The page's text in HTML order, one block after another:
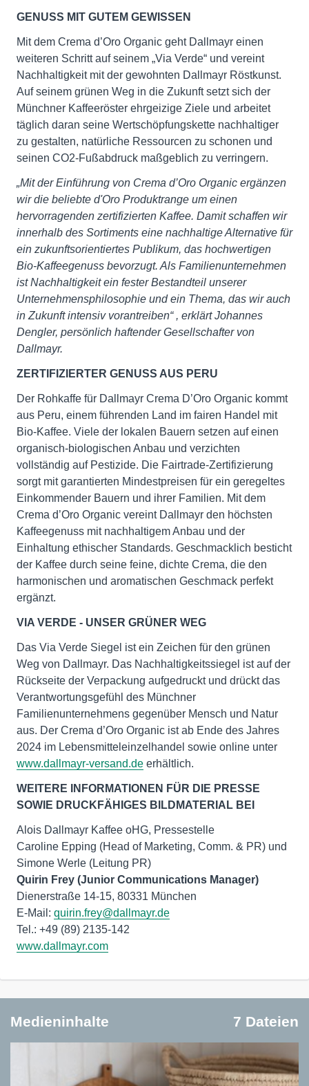
GENUSS MIT GUTEM GEWISSEN
Mit dem Crema d’Oro Organic geht Dallmayr einen
weiteren Schritt auf seinem „Via Verde“ und vereint
Nachhaltigkeit mit der gewohnten Dallmayr Röstkunst.
Auf seinem grünen Weg in die Zukunft setzt sich der
Münchner Kaffeeröster ehrgeizige Ziele und arbeitet
täglich daran seine Wertschöpfungskette nachhaltiger
zu gestalten, natürliche Ressourcen zu schonen und
seinen CO2-Fußabdruck maßgeblich zu verringern.
„Mit der Einführung von Crema d’Oro Organic ergänzen
wir die beliebte d'Oro Produktrange um einen
hervorragenden zertifizierten Kaffee. Damit schaffen wir
innerhalb des Sortiments eine nachhaltige Alternative für
ein zukunftsorientiertes Publikum, das hochwertigen
Bio-Kaffeegenuss bevorzugt. Als Familienunternehmen
ist Nachhaltigkeit ein fester Bestandteil unserer
Unternehmensphilosophie und ein Thema, das wir auch
in Zukunft intensiv vorantreiben“ , erklärt Johannes
Dengler, persönlich haftender Gesellschafter von
Dallmayr.
ZERTIFIZIERTER GENUSS AUS PERU
Der Rohkaffe für Dallmayr Crema D’Oro Organic kommt
aus Peru, einem führenden Land im fairen Handel mit
Bio-Kaffee. Viele der lokalen Bauern setzen auf einen
organisch-biologischen Anbau und verzichten
vollständig auf Pestizide. Die Fairtrade-Zertifizierung
sorgt mit garantierten Mindestpreisen für ein geregeltes
Einkommender Bauern und ihrer Familien. Mit dem
Crema d’Oro Organic vereint Dallmayr den höchsten
Kaffeegenuss mit nachhaltigem Anbau und der
Einhaltung ethischer Standards. Geschmacklich besticht
der Kaffee durch seine feine, dichte Crema, die den
harmonischen und aromatischen Geschmack perfekt
ergänzt.
VIA VERDE - UNSER GRÜNER WEG
Das Via Verde Siegel ist ein Zeichen für den grünen
Weg von Dallmayr. Das Nachhaltigkeitssiegel ist auf der
Rückseite der Verpackung aufgedruckt und drückt das
Verantwortungsgefühl des Münchner
Familienunternehmens gegenüber Mensch und Natur
aus. Der Crema d’Oro Organic ist ab Ende des Jahres
2024 im Lebensmitteleinzelhandel sowie online unter
www.dallmayr-versand.de erhältlich.
WEITERE INFORMATIONEN FÜR DIE PRESSE
SOWIE DRUCKFÄHIGES BILDMATERIAL BEI
Alois Dallmayr Kaffee oHG, Pressestelle
Caroline Epping (Head of Marketing, Comm. & PR) und
Quirin Frey (Junior Communications Manager)
Dienerstraße 14-15, 80331 München
E-Mail: quirin.frey@dallmayr.de
www.dallmayr.com
Medieninhalte 7 Dateien